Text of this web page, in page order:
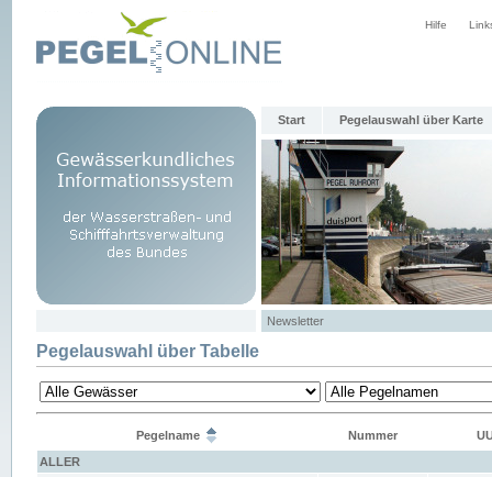
Hilfe
Start Pegelauswahl über Karte
Newsletter
Pegelauswahl über Tabelle
Pegelname Nummer
ALLER